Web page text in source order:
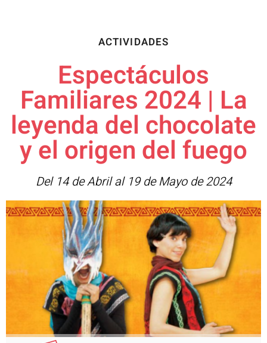
ACTIVIDADES
Espectáculos
Familiares 2024 | La
leyenda del chocolate
y el origen del fuego​
Del 14 de Abril al 19 de Mayo de 2024